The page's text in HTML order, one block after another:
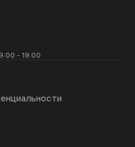
- 19:00